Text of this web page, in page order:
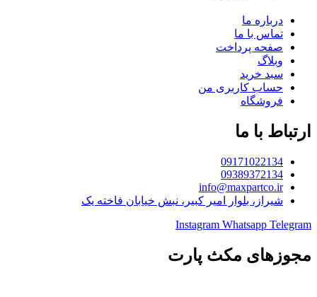
درباره ما
تماس با ما
صفحه پرداخت
وبلاگ
سبد خرید
حساب کاربری من
فروشگاه
ارتباط با ما
09171022134
09389372134
info@maxpartco.ir
شیراز، بلوار امیر کبیر، نبش خیابان فاخته یک
Instagram Whatsapp Telegram
مجوزهای مکث پارت